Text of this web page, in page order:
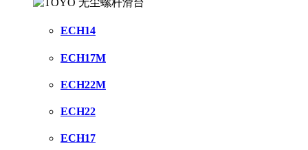
ECH14
ECH17M
ECH22M
ECH22
ECH17